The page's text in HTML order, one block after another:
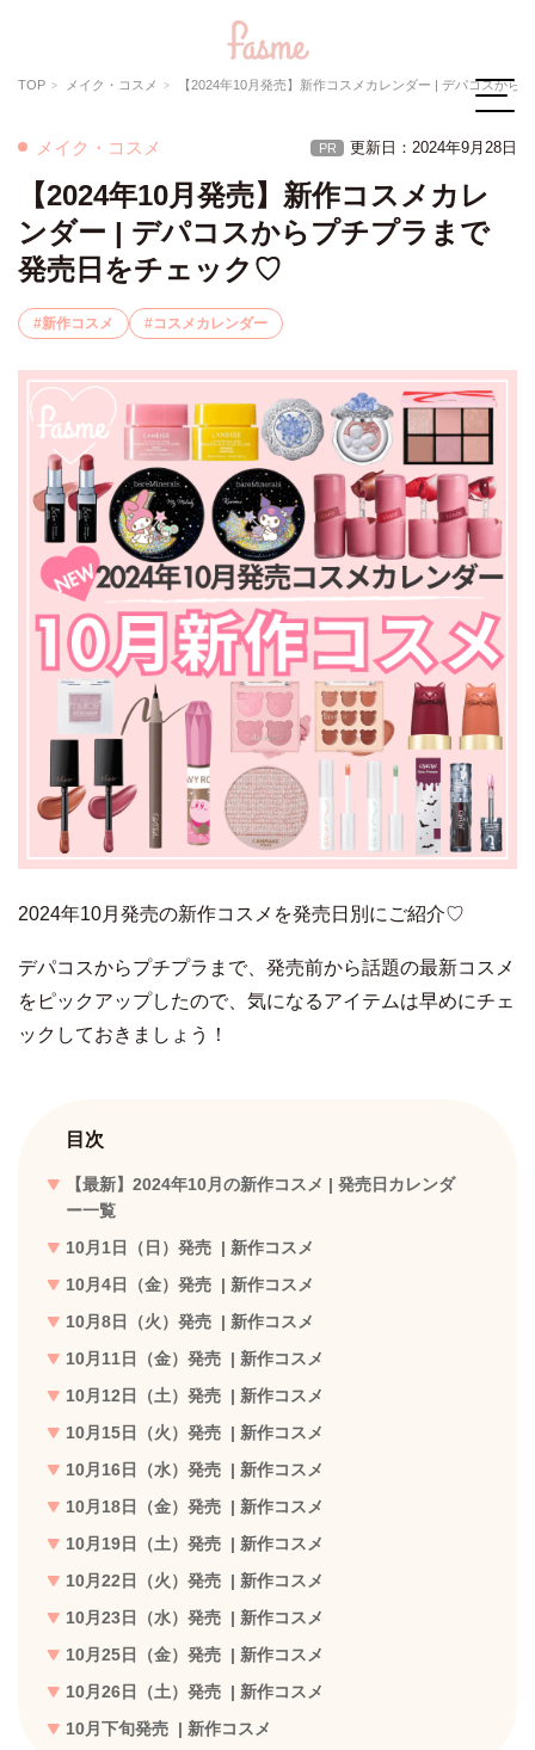
TOP メイク・コスメ 【2024年10月発売】新作コスメカレンダー | デパコスからプチプラまで発売日をチェック♡
メイク・コスメ PR 更新日：2024年9月28日
【2024年10月発売】新作コスメカレ
ンダー | デパコスからプチプラまで
発売日をチェック♡
新作コスメ コスメカレンダー
2024年10月発売の新作コスメを発売日別にご紹介♡
デパコスからプチプラまで、発売前から話題の最新コスメ
をピックアップしたので、気になるアイテムは早めにチェ
ックしておきましょう！
目次
【最新】2024年10月の新作コスメ | 発売日カレンダ
ー一覧
10月1日（日）発売 | 新作コスメ
10月4日（金）発売 | 新作コスメ
10月8日（火）発売 | 新作コスメ
10月11日（金）発売 | 新作コスメ
10月12日（土）発売 | 新作コスメ
10月15日（火）発売 | 新作コスメ
10月16日（水）発売 | 新作コスメ
10月18日（金）発売 | 新作コスメ
10月19日（土）発売 | 新作コスメ
10月22日（火）発売 | 新作コスメ
10月23日（水）発売 | 新作コスメ
10月25日（金）発売 | 新作コスメ
10月26日（土）発売 | 新作コスメ
10月下旬発売 | 新作コスメ